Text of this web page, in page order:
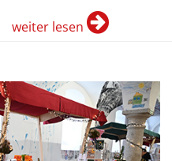
weiter lesen